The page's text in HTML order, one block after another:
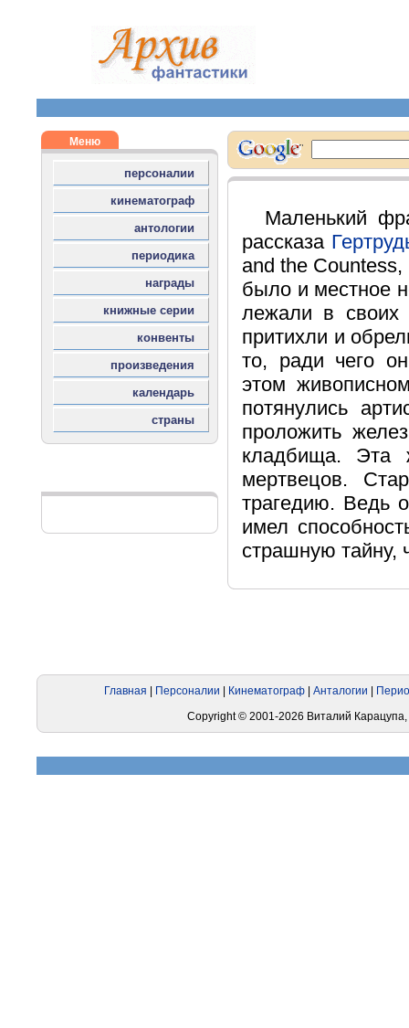
Маленький
рассказа
and the
было и местное
лежали в своих
притихли и
то, ради чего
этом
потянулись
проложить
кладбища. Эта
мертвецов.
трагедию. Ведь
имел
страшную тайну,